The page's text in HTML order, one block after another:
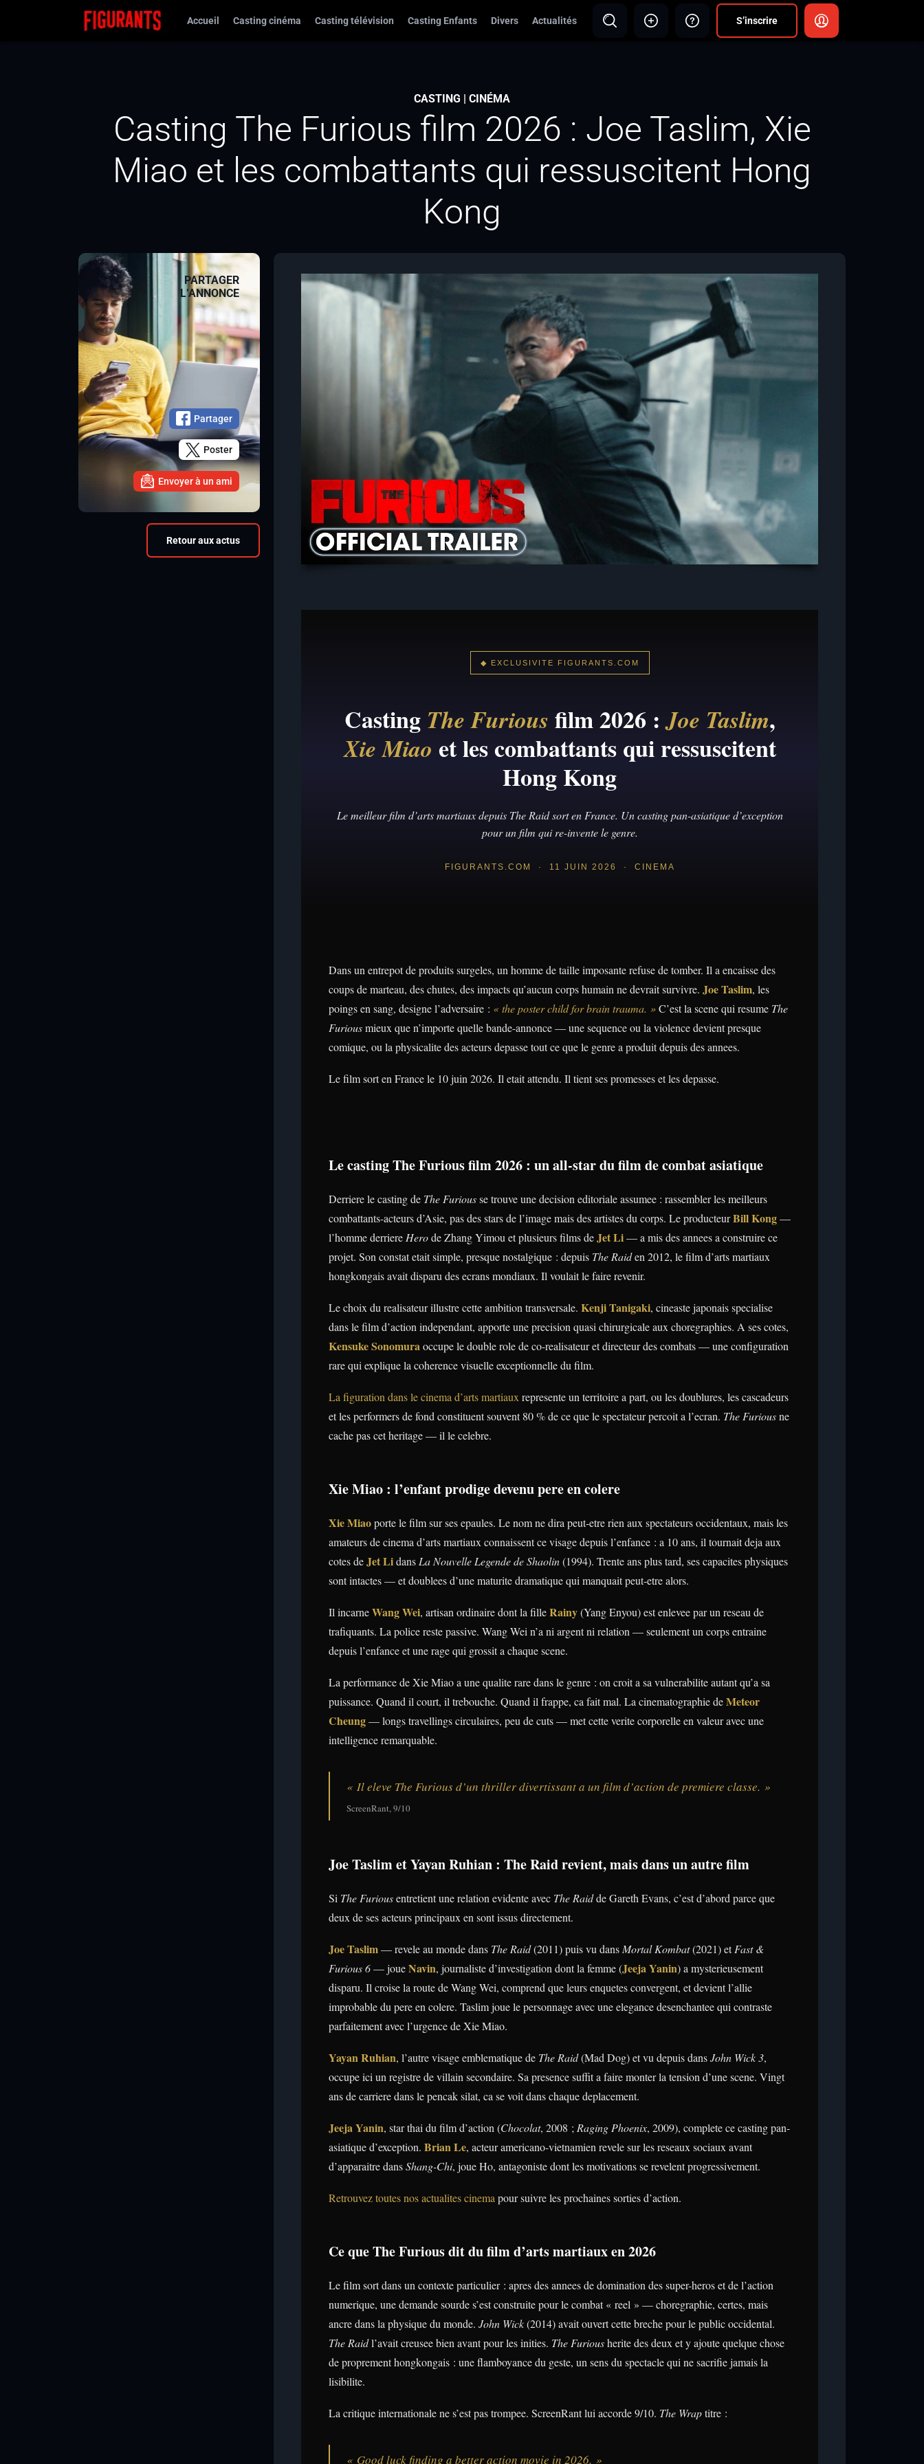
Accueil Casting cinéma Casting télévision Casting Enfants Divers Actualités S’inscrire
CASTING | CINÉMA
Casting The Furious film 2026 : Joe Taslim, Xie
Miao et les combattants qui ressuscitent Hong
Kong
PARTAGER
L’ANNONCE
Partager
Poster
Envoyer à un ami
Retour aux actus
◆ EXCLUSIVITE FIGURANTS.COM
Casting The Furious film 2026 :Joe Taslim,
Xie Miao et les combattants qui ressuscitent
Hong Kong
Le meilleur film d’arts martiaux depuis The Raid sort en France. Un casting pan-asiatique d’exception
pour un film qui re-invente le genre.
FIGURANTS.COM · 11 JUIN 2026 · CINEMA
Dans un entrepot de produits surgeles, un homme de taille imposante refuse de tomber. Il a encaisse des
coups de marteau, des chutes, des impacts qu’aucun corps humain ne devrait survivre. Joe Taslim, les
poings en sang, designe l’adversaire : « the poster child for brain trauma. »C’est la scene qui resume The
Furiousmieux que n’importe quelle bande-annonce — une sequence ou la violence devient presque
comique, ou la physicalite des acteurs depasse tout ce que le genre a produit depuis des annees.
Le film sort en France le 10 juin 2026. Il etait attendu. Il tient ses promesses et les depasse.
Le casting The Furious film 2026 : un all-star du film de combat asiatique
Derriere le casting de The Furiousse trouve une decision editoriale assumee : rassembler les meilleurs
combattants-acteurs d’Asie, pas des stars de l’image mais des artistes du corps. Le producteurBill Kong—
l’homme derriere Herode Zhang Yimou et plusieurs films deJet Li— a mis des annees a construire ce
projet. Son constat etait simple, presque nostalgique : depuis The Raiden 2012, le film d’arts martiaux
hongkongais avait disparu des ecrans mondiaux. Il voulait le faire revenir.
Le choix du realisateur illustre cette ambition transversale. Kenji Tanigaki, cineaste japonais specialise
dans le film d’action independant, apporte une precision quasi chirurgicale aux choregraphies. A ses cotes,
Kensuke Sonomuraoccupe le double role de co-realisateur et directeur des combats — une configuration
rare qui explique la coherence visuelle exceptionnelle du film.
La figuration dans le cinema d’arts martiaux represente un territoire a part, ou les doublures, les cascadeurs
et les performers de fond constituent souvent 80 % de ce que le spectateur percoit a l’ecran. The Furiousne
cache pas cet heritage — il le celebre.
Xie Miao : l’enfant prodige devenu pere en colere
Xie Miaoporte le film sur ses epaules. Le nom ne dira peut-etre rien aux spectateurs occidentaux, mais les
amateurs de cinema d’arts martiaux connaissent ce visage depuis l’enfance : a 10 ans, il tournait deja aux
cotes deJet Lidans La Nouvelle Legende de Shaolin(1994). Trente ans plus tard, ses capacites physiques
sont intactes — et doublees d’une maturite dramatique qui manquait peut-etre alors.
Il incarneWang Wei, artisan ordinaire dont la filleRainy(Yang Enyou) est enlevee par un reseau de
trafiquants. La police reste passive. Wang Wei n’a ni argent ni relation — seulement un corps entraine
depuis l’enfance et une rage qui grossit a chaque scene.
La performance de Xie Miao a une qualite rare dans le genre : on croit a sa vulnerabilite autant qu’a sa
puissance. Quand il court, il trebouche. Quand il frappe, ca fait mal. La cinematographie deMeteor
Cheung— longs travellings circulaires, peu de cuts — met cette verite corporelle en valeur avec une
intelligence remarquable.
« Il eleve The Furious d’un thriller divertissant a un film d’action de premiere classe. »
ScreenRant, 9/10
Joe Taslim et Yayan Ruhian : The Raid revient, mais dans un autre film
Si The Furiousentretient une relation evidente avec The Raidde Gareth Evans, c’est d’abord parce que
deux de ses acteurs principaux en sont issus directement.
Joe Taslim— revele au monde dans The Raid(2011) puis vu dans Mortal Kombat(2021) etFast &
Furious 6— joueNavin, journaliste d’investigation dont la femme (Jeeja Yanin) a mysterieusement
disparu. Il croise la route de Wang Wei, comprend que leurs enquetes convergent, et devient l’allie
improbable du pere en colere. Taslim joue le personnage avec une elegance desenchantee qui contraste
parfaitement avec l’urgence de Xie Miao.
Yayan Ruhian, l’autre visage emblematique de The Raid(Mad Dog) et vu depuis dansJohn Wick 3,
occupe ici un registre de villain secondaire. Sa presence suffit a faire monter la tension d’une scene. Vingt
ans de carriere dans le pencak silat, ca se voit dans chaque deplacement.
Jeeja Yanin, star thai du film d’action (Chocolat, 2008 ; Raging Phoenix, 2009), complete ce casting pan-
asiatique d’exception. Brian Le, acteur americano-vietnamien revele sur les reseaux sociaux avant
d’apparaitre dansShang-Chi, joue Ho, antagoniste dont les motivations se revelent progressivement.
Retrouvez toutes nos actualites cinema pour suivre les prochaines sorties d’action.
Ce que The Furious dit du film d’arts martiaux en 2026
Le film sort dans un contexte particulier : apres des annees de domination des super-heros et de l’action
numerique, une demande sourde s’est construite pour le combat « reel » — choregraphie, certes, mais
ancre dans la physique du monde. John Wick(2014) avait ouvert cette breche pour le public occidental.
The Raidl’avait creusee bien avant pour les inities. The Furiousherite des deux et y ajoute quelque chose
de proprement hongkongais : une flamboyance du geste, un sens du spectacle qui ne sacrifie jamais la
lisibilite.
La critique internationale ne s’est pas trompee. ScreenRant lui accorde 9/10. The Wraptitre :
« Good luck finding a better action movie in 2026. »